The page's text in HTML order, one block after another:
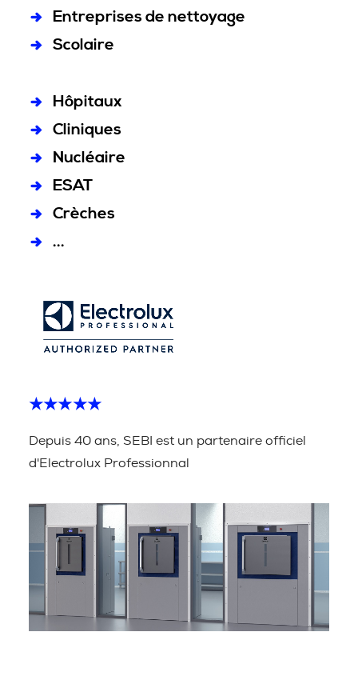
Entreprises de nettoyage
Scolaire
Hôpitaux
Cliniques
Nucléaire
ESAT
Crèches
...
★★★★★
Depuis 40 ans, SEBI est un partenaire officiel
d'Electrolux Professionnal